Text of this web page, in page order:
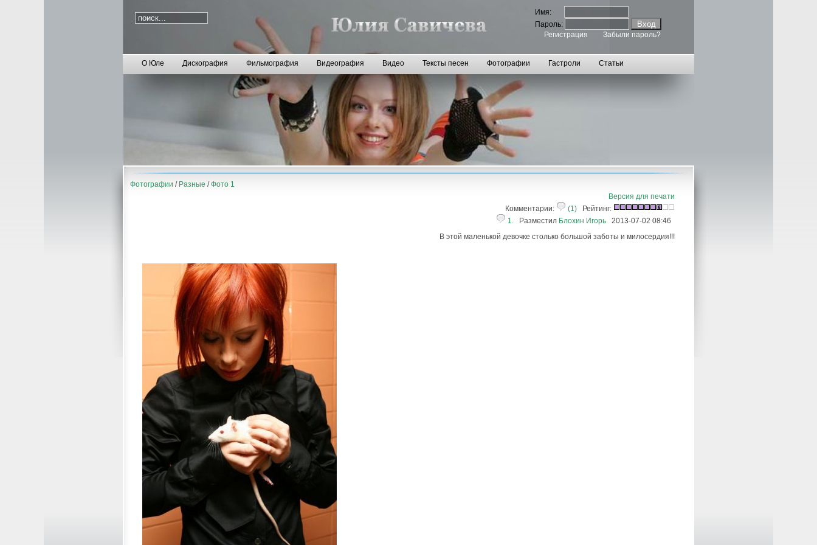
Имя:
Пароль:
Регистрация
Забыли пароль?
О Юле Дискография Фильмография Видеография Видео Тексты песен Фотографии Гастроли Статьи
Фотографии / Разные /Фото 1
Версия для печати
Комментарии:
(1) Рейтинг:
1. Разместил Блохин Игорь 2013-07-02 08:46
В этой маленькой девочке столько большой заботы и милосердия!!!